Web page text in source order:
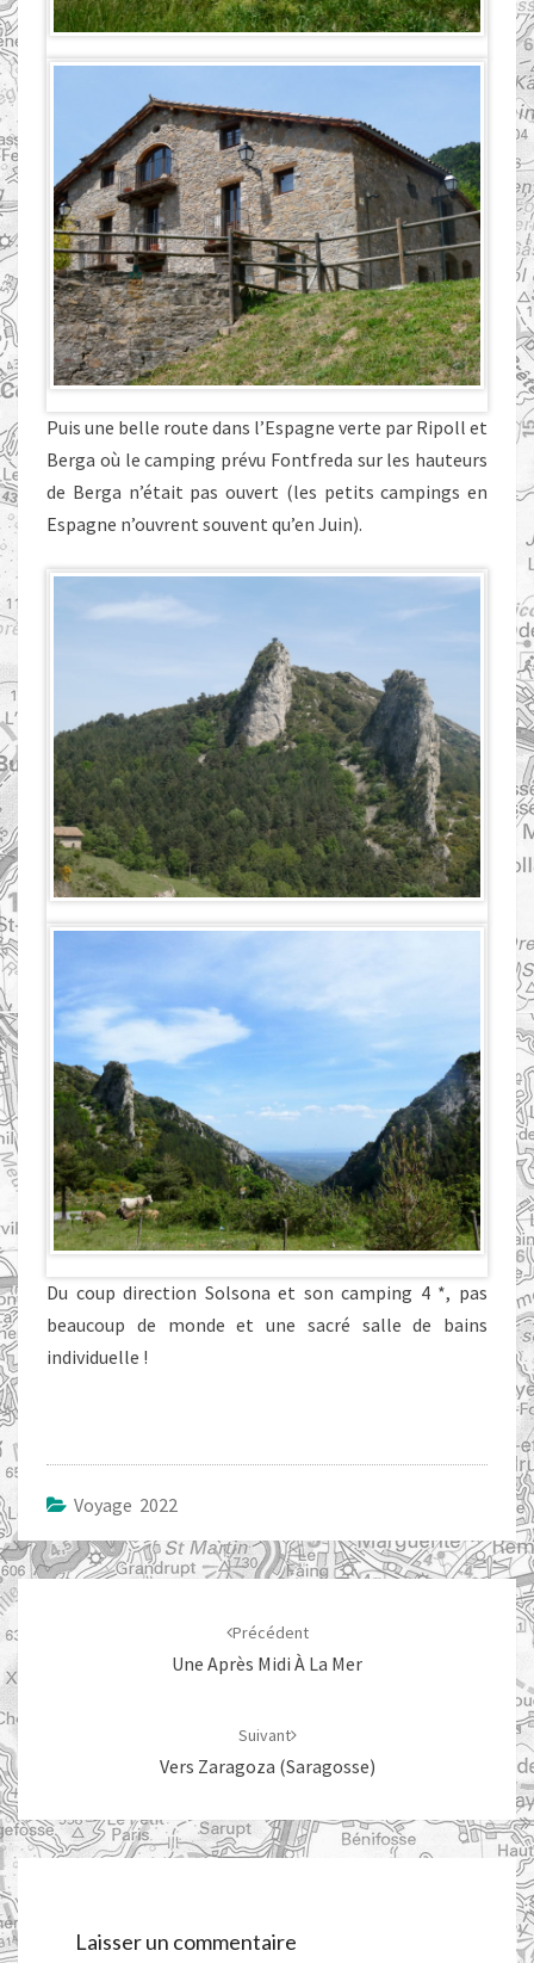
Puis une belle route dans l’Espagne verte par Ripoll et
Berga où le camping prévu Fontfreda sur les hauteurs
de Berga n’était pas ouvert (les petits campings en
Espagne n’ouvrent souvent qu’en Juin).
Du coup direction Solsona et son camping 4 *, pas
beaucoup de monde et une sacré salle de bains
individuelle !
Voyage 2022
Navigation
d'article
Précédent
Une Après Midi À La Mer
Suivant
Vers Zaragoza (Saragosse)
Laisser un commentaire